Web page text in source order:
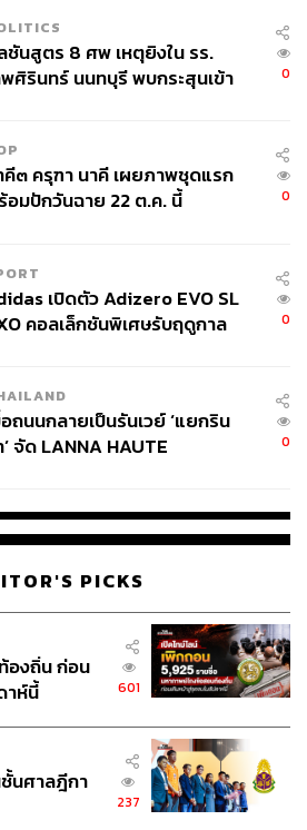
ชันสูตร 8 ศพ เหตุยิงใน รร.
พศิรินทร์ นนทบุรี พบกระสุนเข้า
0
คี๓ ครุฑา นาคี เผยภาพชุดแรก
อมปักวันฉาย 22 ต.ค. นี้
0
เปิดตัว Adizero EVO SL
คอลเล็กชันพิเศษรับฤดูกาล
0
อถนนกลายเป็นรันเวย์ ‘แยกริน
’ จัด LANNA HAUTE
0
PICKS
องถิ่น ก่อน
าห์นี้
601
นศาลฎีกา
237